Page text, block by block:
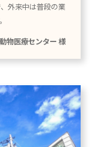
外来中は普段の業
物医療センター 様